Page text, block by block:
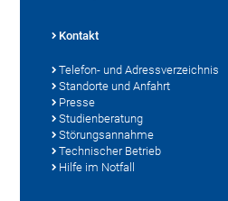
Kontakt
Telefon- und Adressverzeichnis
Standorte und Anfahrt
Presse
Studienberatung
Störungsannahme
Technischer Betrieb
Hilfe im Notfall